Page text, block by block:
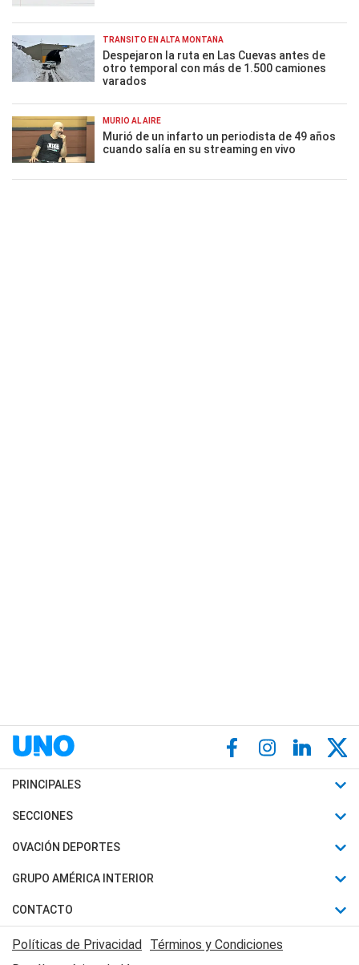
TRÁNSITO EN ALTA MONTAÑA
Despejaron la ruta en Las Cuevas antes de
otro temporal con más de 1.500 camiones
varados
MURIÓ AL AIRE
Murió de un infarto un periodista de 49 años
cuando salía en su streaming en vivo
PRINCIPALES
Últimas Noticias
Política
Judiciales
Economia
SECCIONES
Horóscopo
Motores
Trucos caseros
Series y Películas
OVACIÓN DEPORTES
Fútbol
Mundial
Automovilismo
Rugby
GRUPO AMÉRICA INTERIOR
Canal 7 en Vivo
CONTACTO
Acerca de Nosotros
Políticas de Privacidad Términos y Condiciones